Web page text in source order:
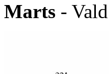
Marts -